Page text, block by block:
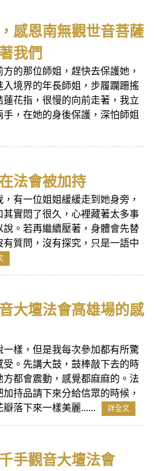
感恩南無觀世音菩薩
我們
的那位師姐，趕快去保護她，
境界的年長師姐，步履躝跚搖
花指，很慢的向前走著，我立
，在她的身後保護，深怕師姐
法會被加持
有一位姐姐緩緩走到她身旁，
實悶了很久，心裡藏著太多事
。若再繼續壓著，身體會先替
質問，沒有探究，只是一語中
大壇法會高雄場的感
樣，但是我每次參加都有所驚
。先講大鼓，鼓棒敲下去的時
都會震動，感覺都麻麻的。法
持品請下來分給信眾的時候，
落下來一樣美麗......
詳全文
手觀音大壇法會